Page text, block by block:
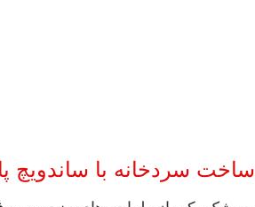
ساخت سردخانه با ساندویچ